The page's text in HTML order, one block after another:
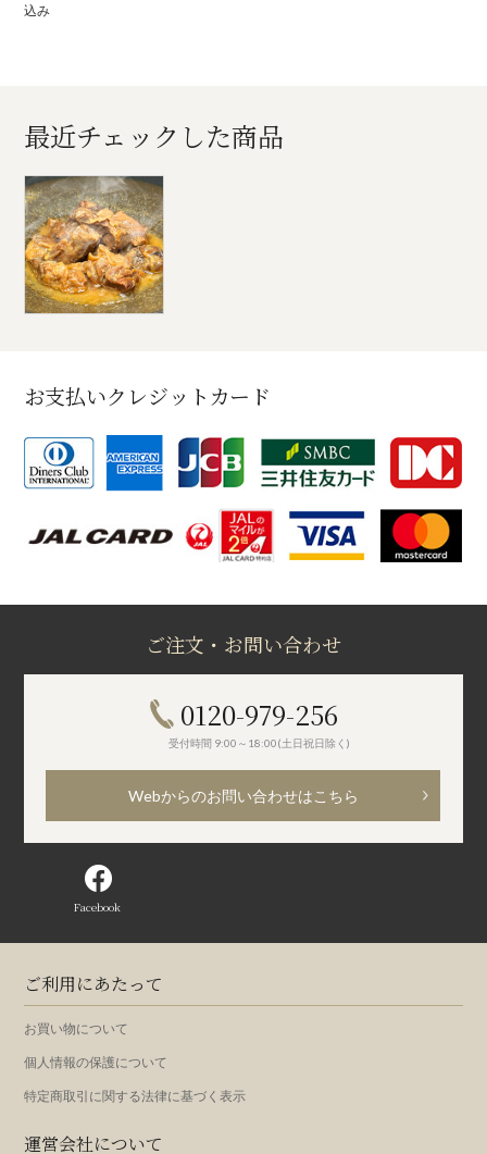
込み
最近チェックした商品
お支払いクレジットカード
ご注文・お問い合わせ
0120-979-256
受付時間 9:00～18:00(土日祝日除く)
Webからのお問い合わせはこちら
Facebook
ご利用にあたって
お買い物について
個人情報の保護について
特定商取引に関する法律に基づく表示
運営会社について